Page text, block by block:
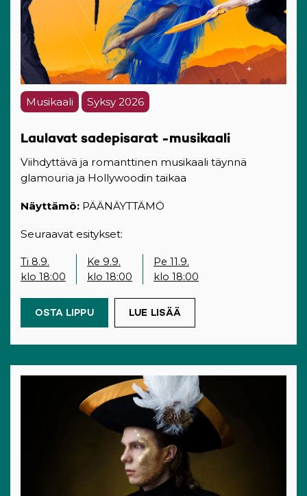
Musikaali Syksy 2026
Laulavat sadepisarat -musikaali
Viihdyttävä ja romanttinen musikaali täynnä
glamouria ja Hollywoodin taikaa
Näyttämö: PÄÄNÄYTTÄMÖ
Seuraavat esitykset:
Ti 8.9.
klo 18:00
Ke 9.9.
klo 18:00
Pe 11.9.
klo 18:00
OSTA LIPPU(OPENS IN A NEW TAB)
LUE LISÄÄ